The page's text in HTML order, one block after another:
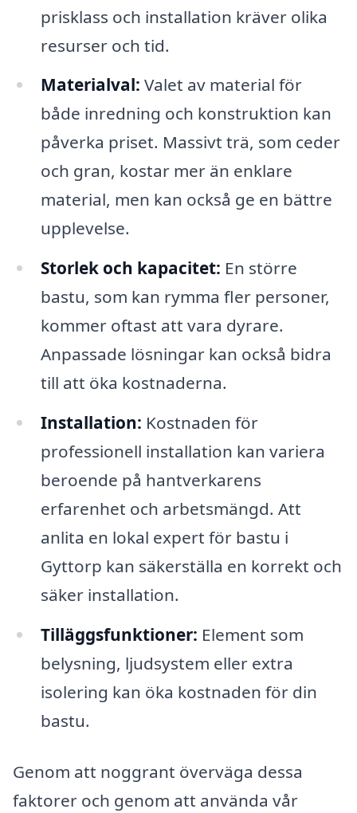
prisklass och installation kräver olika
resurser och tid.
Materialval: Valet av material för
både inredning och konstruktion kan
påverka priset. Massivt trä, som ceder
och gran, kostar mer än enklare
material, men kan också ge en bättre
upplevelse.
Storlek och kapacitet: En större
bastu, som kan rymma fler personer,
kommer oftast att vara dyrare.
Anpassade lösningar kan också bidra
till att öka kostnaderna.
Installation: Kostnaden för
professionell installation kan variera
beroende på hantverkarens
erfarenhet och arbetsmängd. Att
anlita en lokal expert för bastu i
Gyttorp kan säkerställa en korrekt och
säker installation.
Tilläggsfunktioner: Element som
belysning, ljudsystem eller extra
isolering kan öka kostnaden för din
bastu.
Genom att noggrant överväga dessa
faktorer och genom att använda vår